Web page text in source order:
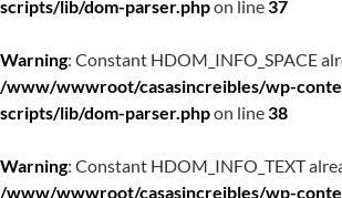
scripts/lib/dom-parser.phpon line37
Warning: Constant HDOM_INFO_SPACE
/www/wwwroot/casasincreibles/wp-
scripts/lib/dom-parser.phpon line38
Warning: Constant HDOM_INFO_TEXT
/www/wwwroot/casasincreibles/wp-